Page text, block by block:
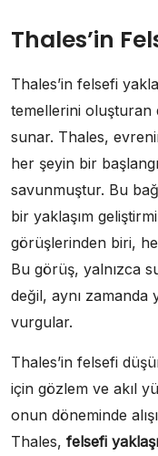
Thales’in
Thales’in felsefi
temellerini oluşturan
sunar. Thales,
her şeyin bir
savunmuştur. Bu
bir yaklaşım
görüşlerinden biri,
Bu görüş, yalnızca
değil, aynı zamanda
vurgular.
Thales’in felsefi
için gözlem ve akıl
onun döneminde
Thales, felsefi